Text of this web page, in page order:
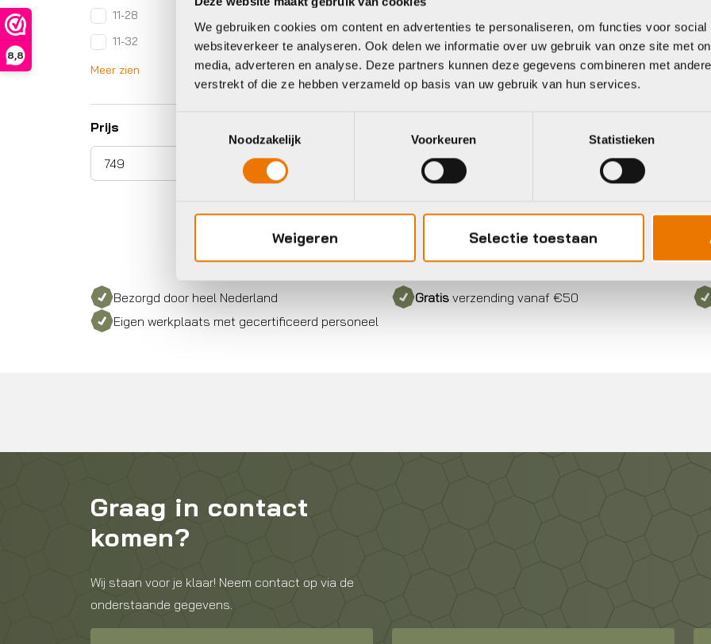
We gebruiken cookies om content en advertenties te personaliseren, om functies voor
websiteverkeer te analyseren. Ook delen we informatie over uw gebruik van onze site met
media, adverteren en analyse. Deze partners kunnen deze gegevens combineren met
verstrekt of die ze hebben verzameld op basis van uw gebruik van hun services.
Noodzakelijk
Voorkeuren Statistieken
Weigeren Selectie toestaan
8,8
11-28
11-32
Meer zien
Prijs
Bezorgd door heel Nederland Gratis verzending vanaf €50
Eigen werkplaats met gecertificeerd personeel
Graag in contact
komen?
Wij staan voor je klaar! Neem contact op via de
onderstaande gegevens.